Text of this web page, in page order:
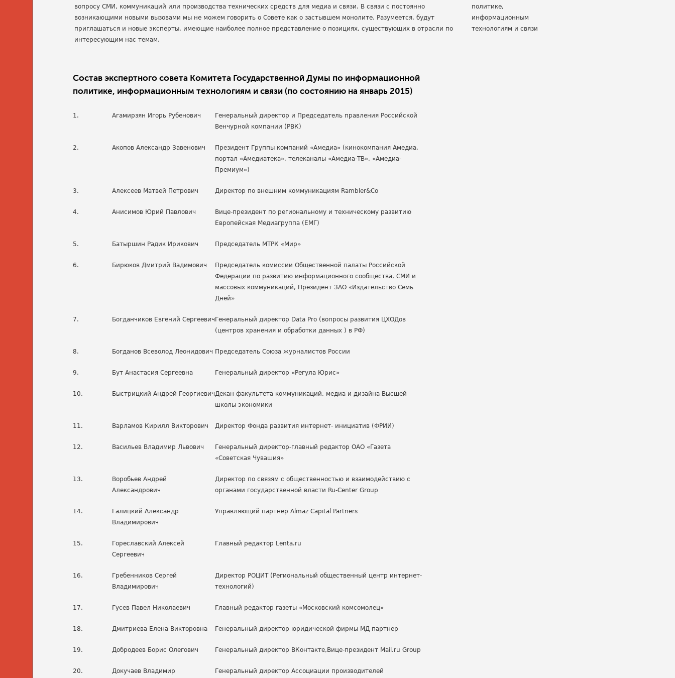
вопросу СМИ, коммуникаций или производства технических средств для медиа и связи. В связи с постоянно
возникающими новыми вызовами мы не можем говорить о Совете как о застывшем монолите. Разумеется, будут
приглашаться и новые эксперты, имеющие наиболее полное представление о позициях, существующих в отрасли по
интересующим нас темам.
политике,
информационным
технологиям и связи
Состав экспертного совета Комитета Государственной Думы по информационной
политике, информационным технологиям и связи (по состоянию на январь 2015)
1. Агамирзян Игорь Рубенович
Генеральный директор и Председатель правления Российской
Венчурной компании (РВК)
2. Акопов Александр Завенович
Президент Группы компаний «Амедиа» (кинокомпания Амедиа,
портал «Амедиатека», телеканалы «Амедиа-ТВ», «Амедиа-
Премиум»)
3. Алексеев Матвей Петрович Директор по внешним коммуникациям Rambler&Cо
4. Анисимов Юрий Павлович
Вице-президент по региональному и техническому развитию
Европейская Медиагруппа (ЕМГ)
5. Батыршин Радик Ирикович Председатель МТРК «Мир»
6. Бирюков Дмитрий Вадимович
Председатель комиссии Общественной палаты Российской
Федерации по развитию информационного сообщества, СМИ и
массовых коммуникаций, Президент ЗАО «Издательство Семь
Дней»
7. Богданчиков Евгений Сергеевич Генеральный директор Data Pro (вопросы развития ЦХОДов
(центров хранения и обработки данных ) в РФ)
8. Богданов Всеволод Леонидович Председатель Союза журналистов России
9. Бут Анастасия Сергеевна Генеральный директор «Регула Юрис»
10. Быстрицкий Андрей ГеоргиевичДекан факультета коммуникаций, медиа и дизайна Высшей
школы экономики
11. Варламов Кирилл Викторович Директор Фонда развития интернет- инициатив (ФРИИ)
12. Васильев Владимир Львович
Генеральный директор-главный редактор ОАО «Газета
«Советская Чувашия»
13.
Воробьев Андрей
Александрович
Директор по связям с общественностью и взаимодействию с
органами государственной власти Ru-Center Group
14.
Галицкий Александр
Владимирович
Управляющий партнер Almaz Capital Partners
15.
Гореславский Алексей
Сергеевич
Главный редактор Lenta.ru
16.
Гребенников Сергей
Владимирович
Директор РОЦИТ (Региональный общественный центр интернет-
технологий)
17. Гусев Павел Николаевич Главный редактор газеты «Московский комсомолец»
18. Дмитриева Елена Викторовна Генеральный директор юридической фирмы МД партнер
19. Добродеев Борис Олегович Генеральный директор ВКонтакте,Вице-президент Mail.ru Group
20.
Докучаев Владимир
Генеральный директор Ассоциации производителей